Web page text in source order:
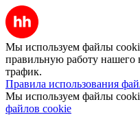
Мы используем файлы
правильную работу нашего
трафик.
Правила использования
Мы используем файлы
файлов cookie